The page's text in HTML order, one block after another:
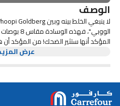
الوصف
الووبي"،
بوصات ستغرس الحنين في أي مخادع
عرض